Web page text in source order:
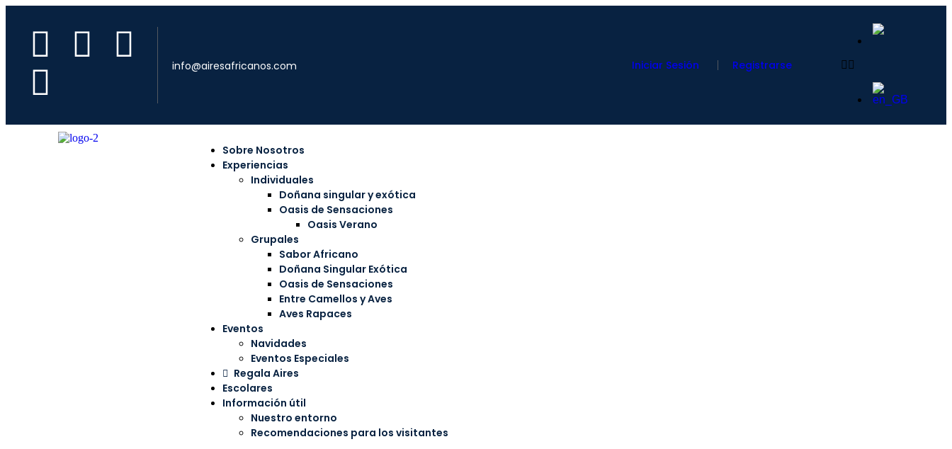
info@airesafricanos.com Iniciar Sesión Registrarse
Sobre Nosotros
Experiencias
Individuales
Doñana singular y exótica
Oasis de Sensaciones
Oasis Verano
Grupales
Sabor Africano
Doñana Singular Exótica
Oasis de Sensaciones
Entre Camellos y Aves
Aves Rapaces
Eventos
Navidades
Eventos Especiales
Regala Aires
Escolares
Información útil
Nuestro entorno
Recomendaciones para los visitantes